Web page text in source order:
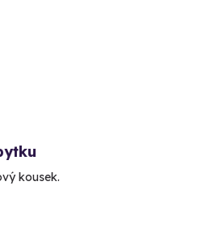
kousek.